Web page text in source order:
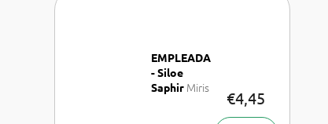
EMPLEADA
- Siloe
Saphir Miris
€4,45